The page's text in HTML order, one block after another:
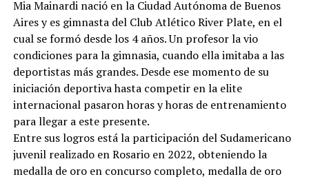
Mia Mainardi nació en la Ciudad Autónoma de Buenos
Aires y es gimnasta del Club Atlético River Plate, en el
cual se formó desde los 4 años. Un profesor la vio
condiciones para la gimnasia, cuando ella imitaba a las
deportistas más grandes. Desde ese momento de su
iniciación deportiva hasta competir en la elite
internacional pasaron horas y horas de entrenamiento
para llegar a este presente.
Entre sus logros está la participación del Sudamericano
juvenil realizado en Rosario en 2022, obteniendo la
medalla de oro en concurso completo, medalla de oro